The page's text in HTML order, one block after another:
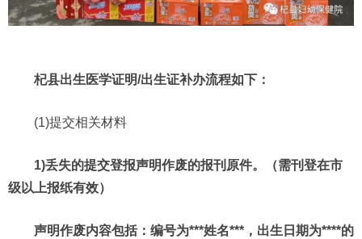
杞县出生医学证明/出生证补办流程如下：
(1)提交相关材料
1)丢失的提交登报声明作废的报刊原件。（需刊登在市
级以上报纸有效）
声明作废内容包括：编号为***姓名***，出生日期为****的